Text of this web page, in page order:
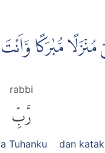
مُّبٰرَكًا
dan
rabbi
رَّبِّ
Tuhanku